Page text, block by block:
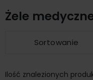
Żele
Sortowanie
Ilość znalezionych